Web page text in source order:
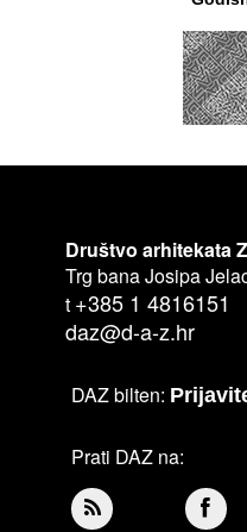
Društvo arhitekata
Trg bana Josipa
t +385 1 4816151
daz@d-a-z.hr
DAZ bilten:
Prati DAZ na: